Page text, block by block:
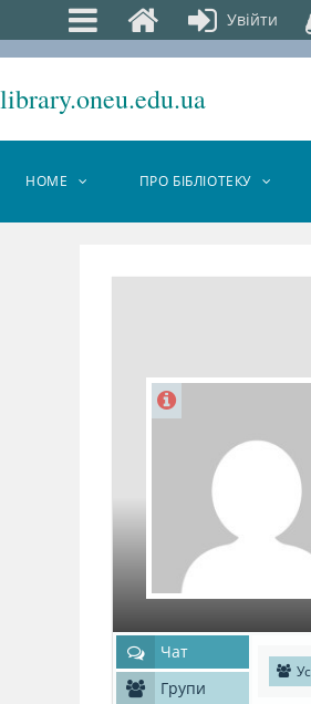
library.oneu.edu.ua
HOME ПРО БІБЛІОТЕКУ
Чат
Групи
Увійти